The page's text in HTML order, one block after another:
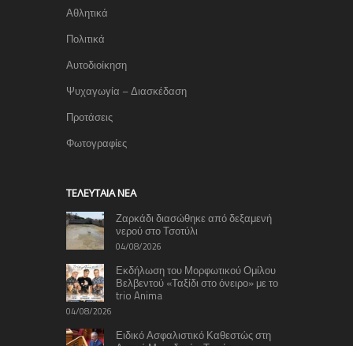
Αθλητικά
Πολιτικά
Αυτοδιοίκηση
Ψυχαγωγία – Διασκέδαση
Προτάσεις
Φωτογραφίες
TΕΛΕΥΤΑΊΑ ΝΈΑ
Ζαρκάδι διασώθηκε από δεξαμενή
νερού στο Τσοτύλι
04/08/2026
Εκδήλωση του Μορφωτικού Ομίλου
Βελβεντού «Ταξίδι στο όνειρο» με το
trio Anima
04/08/2026
Ειδικό Ασφαλιστικό Καθεστώς στη